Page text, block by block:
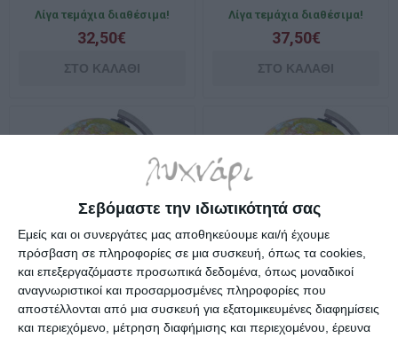
Σεβόμαστε την ιδιωτικότητά σας
Εμείς και οι συνεργάτες μας αποθηκεύουμε και/ή έχουμε
πρόσβαση σε πληροφορίες σε μια συσκευή, όπως τα cookies,
και επεξεργαζόμαστε προσωπικά δεδομένα, όπως μοναδικοί
αναγνωριστικοί και προσαρμοσμένες πληροφορίες που
αποστέλλονται από μια συσκευή για εξατομικευμένες διαφημίσεις
και περιεχόμενο, μέτρηση διαφήμισης και περιεχομένου, έρευνα
Λίγα τεμάχια διαθέσιμα!
32,50€
Λίγα τεμάχια διαθέσιμα!
37,50€
Υδρόγειος Σφαίρα Cosmic
Ν.4 Διάμετρος 20cm
Υδρόγειος σφαίρα Cosmic
Ν.4 με φως 20cm